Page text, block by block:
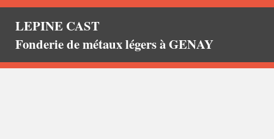
LEPINE CAST
Fonderie de métaux légers à GENAY